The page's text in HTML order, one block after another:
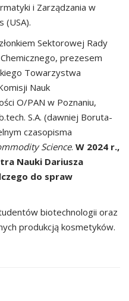
i Zarządzania w
(USA).
Sektorowej Rady
prezesem
Towarzystwa
Nauk
O/PAN w Poznaniu,
S.A. (dawniej Boruta-
czasopisma
Science. W 2024 r.,
Nauki Dariusza
do spraw
biotechnologii oraz
produkcją kosmetyków.